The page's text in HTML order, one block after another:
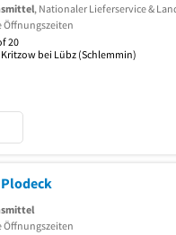
, Nationaler Lieferservice &
Öffnungszeiten
20
Kritzow bei Lübz (Schlemmin)
Öffnungszeiten